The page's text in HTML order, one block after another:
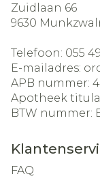
Zuidlaan 66
9630
Telefoon: 055
E-mailadres:
APB nummer:
Apotheek
BTW nummer:
FAQ